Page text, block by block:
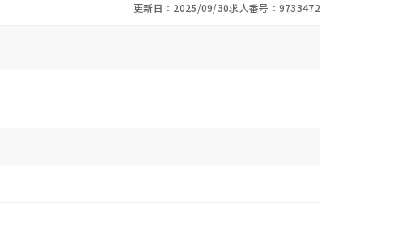
更新日：2025/09/30求人番号：9733472